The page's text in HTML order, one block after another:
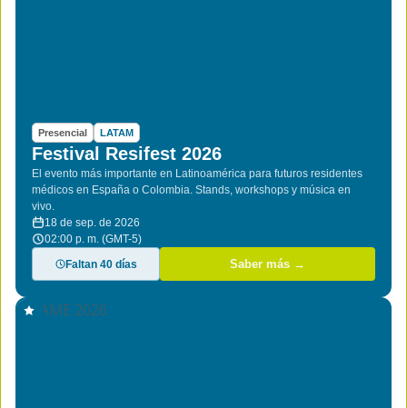
Presencial LATAM
Festival Resifest 2026
El evento más importante en Latinoamérica para futuros residentes
médicos en España o Colombia. Stands, workshops y música en
vivo.
18 de sep. de 2026
02:00 p. m. (GMT-5)
Faltan 40 días
Saber más →